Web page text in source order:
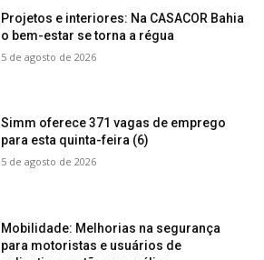
Projetos e interiores: Na CASACOR Bahia
o bem-estar se torna a régua
5 de agosto de 2026
Simm oferece 371 vagas de emprego
para esta quinta-feira (6)
5 de agosto de 2026
Mobilidade: Melhorias na segurança
para motoristas e usuários de